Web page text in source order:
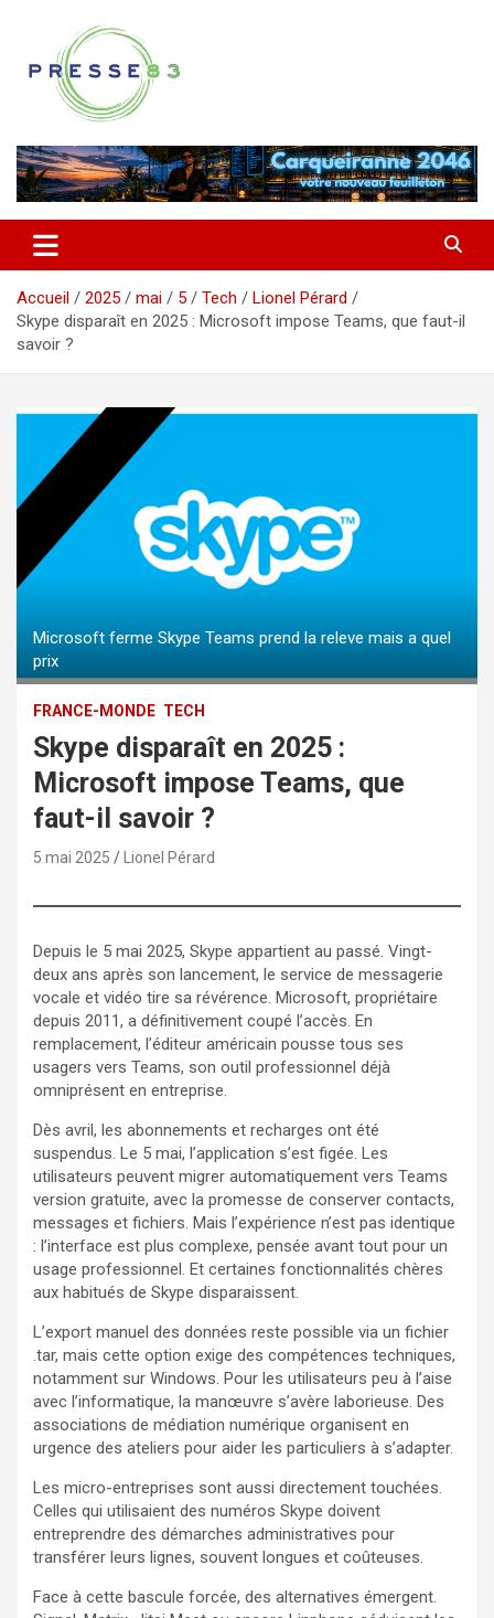
contenu
Presse 83
Accueil 2025 mai 5 Tech
Lionel Pérard
Skype disparaît en 2025 : Microsoft impose Teams, que faut-il
savoir ?
Microsoft ferme Skype Teams prend la releve mais a quel
prix
FRANCE-MONDE TECH
Skype disparaît en 2025 :
Microsoft impose Teams, que
faut-il savoir ?
5 mai 2025 Lionel Pérard
Depuis le 5 mai 2025, Skype appartient au passé. Vingt-
deux ans après son lancement, le service de messagerie
vocale et vidéo tire sa révérence. Microsoft, propriétaire
depuis 2011, a définitivement coupé l’accès. En
remplacement, l’éditeur américain pousse tous ses
usagers vers Teams, son outil professionnel déjà
omniprésent en entreprise.
Dès avril, les abonnements et recharges ont été
suspendus. Le 5 mai, l’application s’est figée. Les
utilisateurs peuvent migrer automatiquement vers Teams
version gratuite, avec la promesse de conserver contacts,
messages et fichiers. Mais l’expérience n’est pas identique
: l’interface est plus complexe, pensée avant tout pour un
usage professionnel. Et certaines fonctionnalités chères
aux habitués de Skype disparaissent.
L’export manuel des données reste possible via un fichier
.tar, mais cette option exige des compétences techniques,
notamment sur Windows. Pour les utilisateurs peu à l’aise
avec l’informatique, la manœuvre s’avère laborieuse. Des
associations de médiation numérique organisent en
urgence des ateliers pour aider les particuliers à s’adapter.
Les micro-entreprises sont aussi directement touchées.
Celles qui utilisaient des numéros Skype doivent
entreprendre des démarches administratives pour
transférer leurs lignes, souvent longues et coûteuses.
Face à cette bascule forcée, des alternatives émergent.